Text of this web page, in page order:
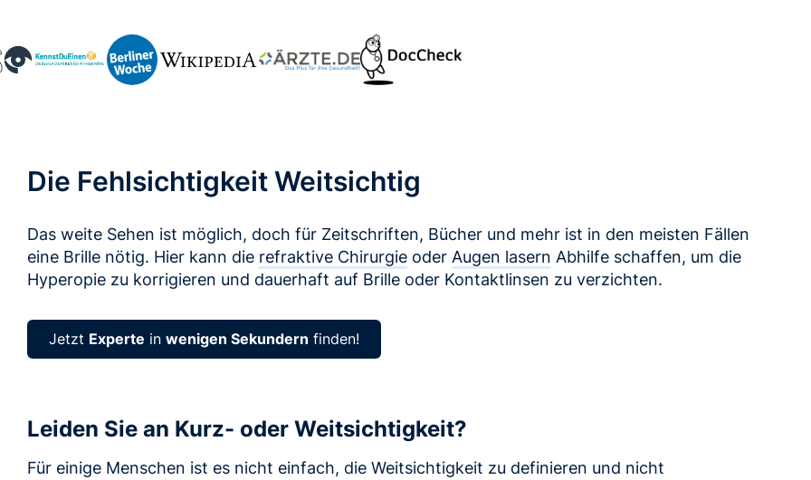
Die Fehlsichtigkeit Weitsichtig
Das weite Sehen ist möglich, doch für Zeitschriften, Bücher und mehr ist in den meisten Fällen
eine Brille nötig. Hier kann die refraktive Chirurgieoder Augen lasern Abhilfe schaffen, um die
Hyperopie zu korrigieren und dauerhaft auf Brille oder Kontaktlinsen zu verzichten.
Jetzt Experte in wenigen Sekundern finden!
Leiden Sie an Kurz- oder Weitsichtigkeit?
Für einige Menschen ist es nicht einfach, die Weitsichtigkeit zu definieren und nicht